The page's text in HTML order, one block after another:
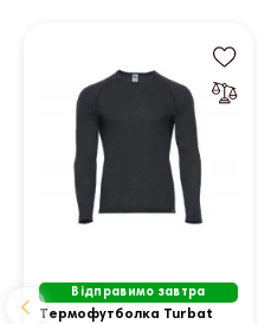
Відправимо завтра
Термофутболка Turbat